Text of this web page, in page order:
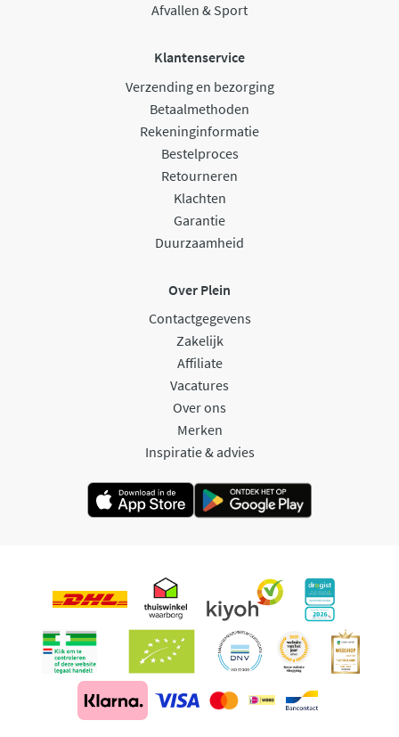
Afvallen & Sport
Klantenservice
Verzending en bezorging
Betaalmethoden
Rekeninginformatie
Bestelproces
Retourneren
Klachten
Garantie
Duurzaamheid
Over Plein
Contactgegevens
Zakelijk
Affiliate
Vacatures
Over ons
Merken
Inspiratie & advies